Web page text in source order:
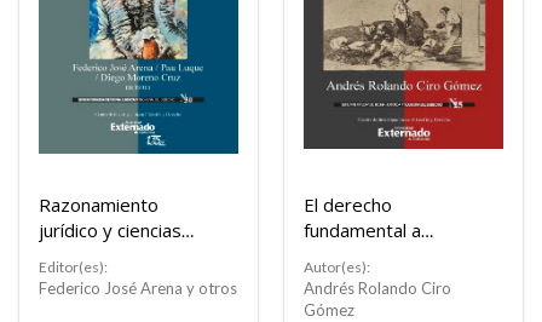
Razonamiento
jurídico y ciencias
cognitivas
Editor(es):
Federico José Arena y otros
El derecho
fundamental a
deliberar
Autor(es):
Andrés Rolando Ciro
Gómez